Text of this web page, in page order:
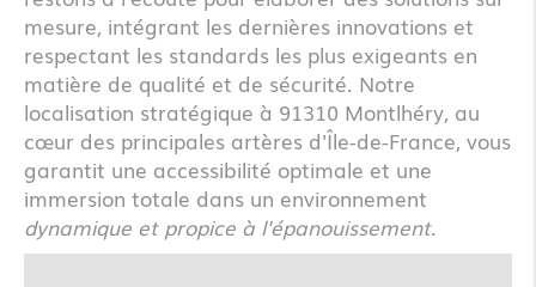
mesure, intégrant les dernières innovations et
respectant les standards les plus exigeants en
matière de qualité et de sécurité. Notre
localisation stratégique à 91310 Montlhéry, au
cœur des principales artères d'Île-de-France, vous
garantit une accessibilité optimale et une
immersion totale dans un environnement
dynamique et propice à l'épanouissement.